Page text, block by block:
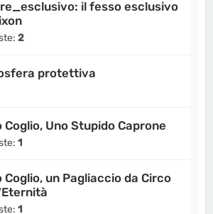
il fesso esclusivo
2
protettiva
Coglio, Uno Stupido Caprone
1
Coglio, un Pagliaccio da Circo
1